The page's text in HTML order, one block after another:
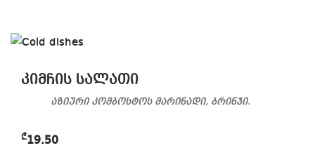
კიმჩის სალათი
აზიური კომბოსტოს მარინადი, ბრინჯი.
₾19.50